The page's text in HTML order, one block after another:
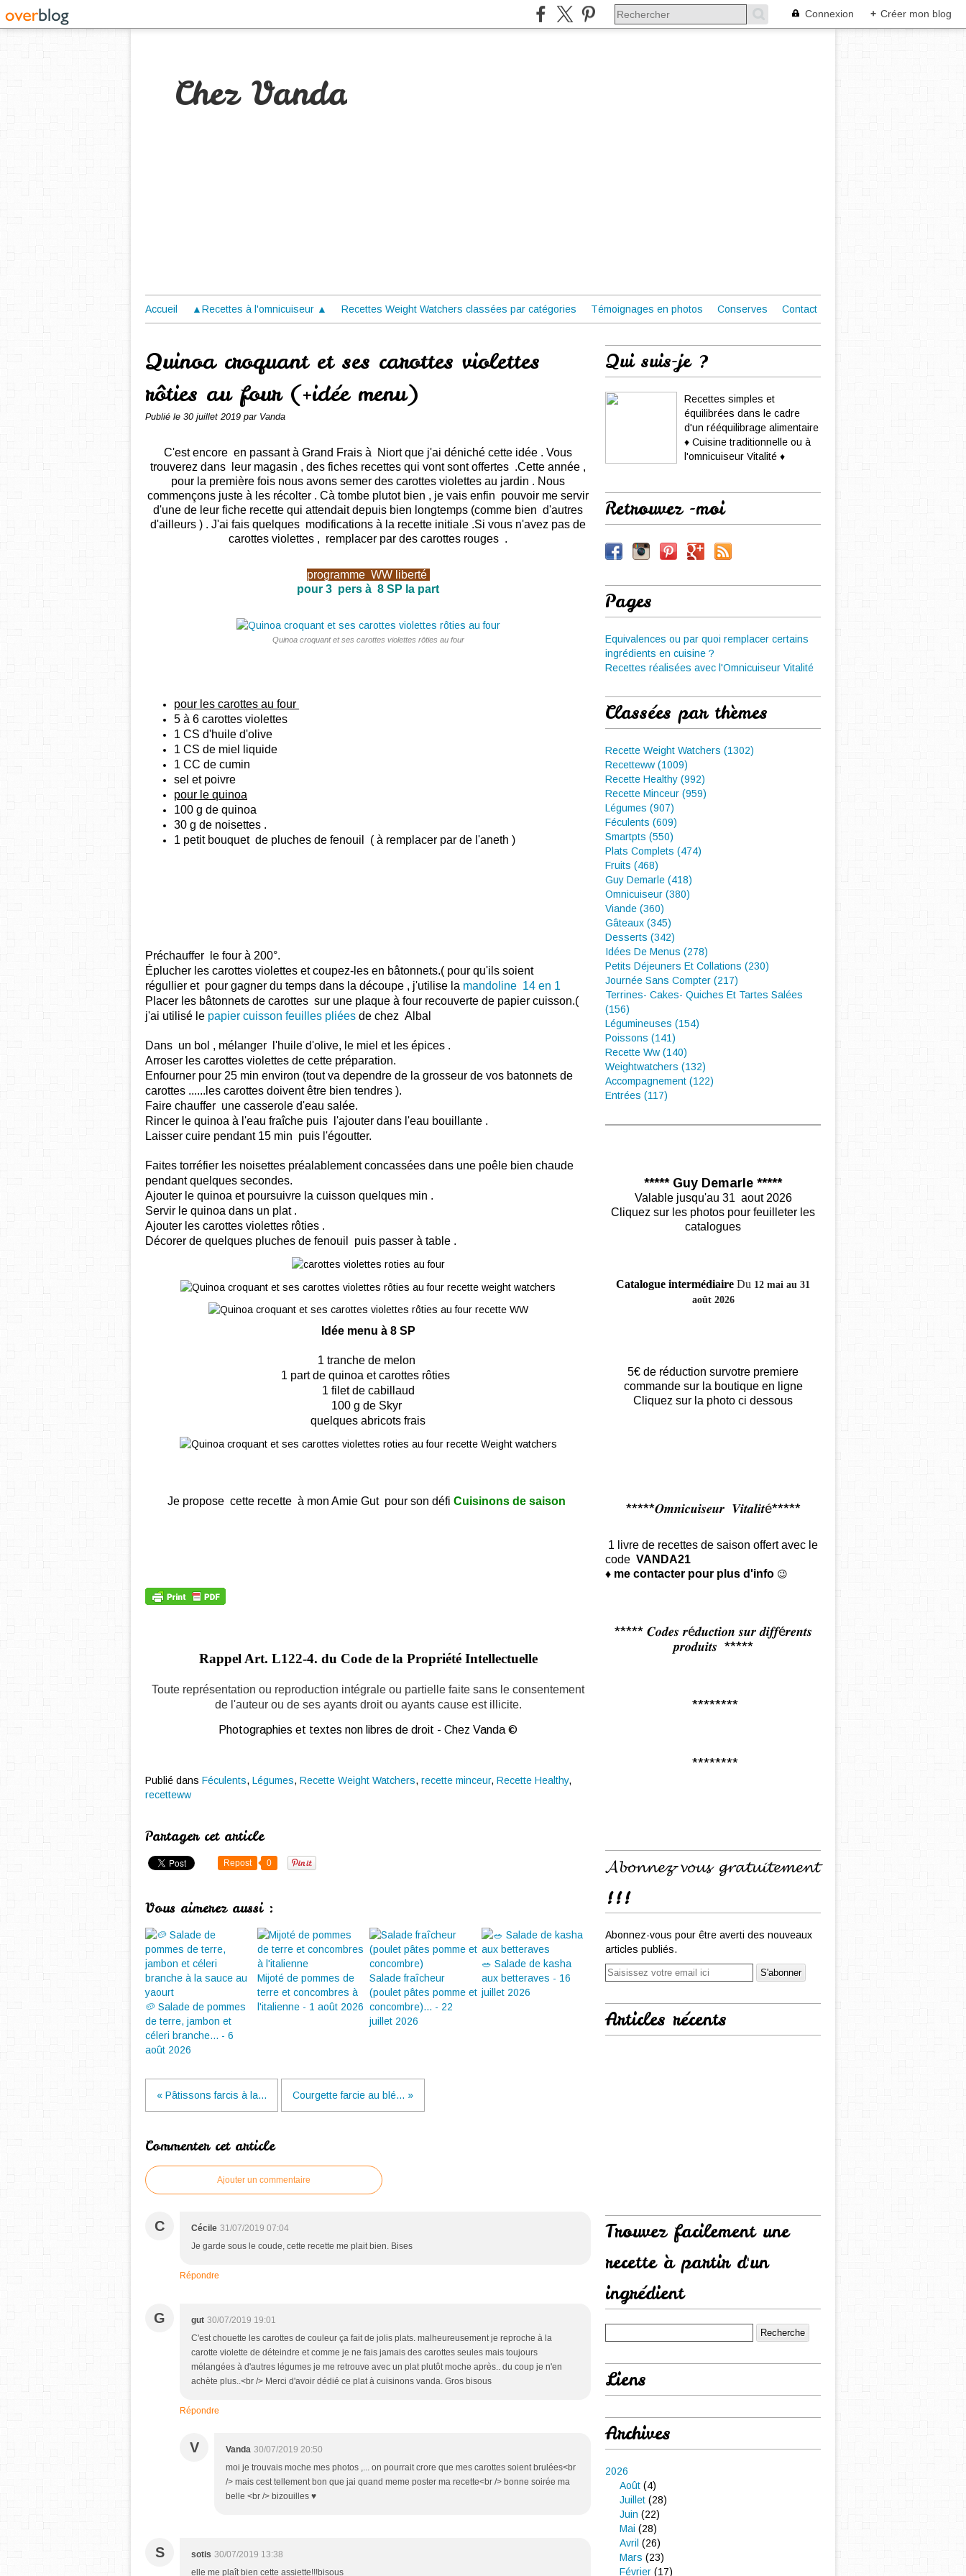
Connexion + Créer mon blog
Chez Vanda
Accueil ▲Recettes à l'omnicuiseur ▲ Recettes Weight Watchers classées par catégories Témoignages en photos Conserves Contact
Quinoa croquant et ses carottes violettes
rôties au four (+idée menu)
Publié le 30 juillet 2019 par Vanda
C'est encore en passant à Grand Frais à Niort que j'ai déniché cette idée . Vous
trouverez dans leur magasin , des fiches recettes qui vont sont offertes .Cette année ,
pour la première fois nous avons semer des carottes violettes au jardin . Nous
commençons juste à les récolter . Cà tombe plutot bien , je vais enfin pouvoir me servir
d'une de leur fiche recette qui attendait depuis bien longtemps (comme bien d'autres
d'ailleurs ) . J'ai fais quelques modifications à la recette initiale .Si vous n'avez pas de
carottes violettes , remplacer par des carottes rouges .
programme WWliberté
pour 3 pers à 8 SP la part
Quinoa croquant et ses carottes violettes rôties au four
pour les carottes au four
5 à 6 carottes violettes
1 CS d'huile d'olive
1 CS de miel liquide
1 CC de cumin
sel et poivre
pour le quinoa
100 g de quinoa
30 g de noisettes .
1 petit bouquet de pluches de fenouil ( à remplacer par de l'aneth )
Préchauffer le four à 200°.
Éplucher les carottes violettes et coupez-les en bâtonnets.( pour qu'ils soient
régullier et pour gagner du temps dans la découpe , j'utilise la mandoline 14 en 1
Placer les bâtonnets de carottes sur une plaque à four recouverte de papier cuisson.(
j'ai utilisé le papier cuisson feuilles pliées de chez Albal
Dans un bol , mélanger l'huile d'olive, le miel et les épices .
Arroser les carottes violettes de cette préparation.
Enfourner pour 25 min environ (tout va dependre de la grosseur de vos batonnets de
carottes ......les carottes doivent être bien tendres ).
Faire chauffer une casserole d'eau salée.
Rincer le quinoa à l'eau fraîche puis l'ajouter dans l'eau bouillante .
Laisser cuire pendant 15 min puis l'égoutter.
Faites torréfier les noisettes préalablement concassées dans une poêle bien chaude
pendant quelques secondes.
Ajouter le quinoa et poursuivre la cuisson quelques min .
Servir le quinoa dans un plat .
Ajouter les carottes violettes rôties .
Décorer de quelques pluches de fenouil puis passer à table .
Idée menu à 8 SP
1 tranche de melon
1 part de quinoa et carottes rôties
1 filet de cabillaud
100 g de Skyr
quelques abricots frais
Je propose cette recette à mon Amie Gut pour son défi Cuisinons de saison
Rappel Art. L122-4. du Code de la Propriété Intellectuelle
Toute représentation ou reproduction intégrale ou partielle faite sans le consentement
de l'auteur ou de ses ayants droit ou ayants cause est illicite.
Photographies et textes non libres de droit - Chez Vanda ©
Publié dans Féculents, Légumes, Recette Weight Watchers, recette minceur, Recette Healthy,
recetteww
Partager cet article
Repost 0
Vous aimerez aussi :
🥔 Salade de pommes
de terre, jambon et
céleri branche... - 6
août 2026
Mijoté de pommes de
terre et concombres à
l'italienne - 1 août 2026
Salade fraîcheur
(poulet pâtes pomme et
concombre)... - 22
juillet 2026
🥗 Salade de kasha
aux betteraves - 16
juillet 2026
« Pâtissons farcis à la... Courgette farcie au blé... »
Commenter cet article
Ajouter un commentaire
C Cécile 31/07/2019 07:04
Je garde sous le coude, cette recette me plait bien. Bises
Répondre
G gut 30/07/2019 19:01
C'est chouette les carottes de couleur ça fait de jolis plats. malheureusement je reproche à la
carotte violette de déteindre et comme je ne fais jamais des carottes seules mais toujours
mélangées à d'autres légumes je me retrouve avec un plat plutôt moche après.. du coup je n'en
achète plus..<br /> Merci d'avoir dédié ce plat à cuisinons vanda. Gros bisous
Répondre
V Vanda 30/07/2019 20:50
moi je trouvais moche mes photos ,... on pourrait crore que mes carottes soient brulées<br
/> mais cest tellement bon que jai quand meme poster ma recette<br /> bonne soirée ma
belle <br /> bizouilles ♥
S sotis 30/07/2019 13:38
elle me plaît bien cette assiette!!!bisous
Qui suis-je ?
Recettes simples et
équilibrées dans le cadre
d'un rééquilibrage alimentaire
♦ Cuisine traditionnelle ou à
l'omnicuiseur Vitalité ♦
Retrouvez -moi
Pages
Equivalences ou par quoi remplacer certains
ingrédients en cuisine ?
Recettes réalisées avec l'Omnicuiseur Vitalité
Classées par thèmes
Recette Weight Watchers (1302)
Recetteww (1009)
Recette Healthy (992)
Recette Minceur (959)
Légumes (907)
Féculents (609)
Smartpts (550)
Plats Complets (474)
Fruits (468)
Guy Demarle (418)
Omnicuiseur (380)
Viande (360)
Gâteaux (345)
Desserts (342)
Idées De Menus (278)
Petits Déjeuners Et Collations (230)
Journée Sans Compter (217)
Terrines- Cakes- Quiches Et Tartes Salées
(156)
Légumineuses (154)
Poissons (141)
Recette Ww (140)
Weightwatchers (132)
Accompagnement (122)
Entrées (117)
***** Guy Demarle *****
Valable jusqu'au 31 aout 2026
Cliquez sur les photos pour feuilleter les
catalogues
Catalogue intermédiaire Du 12 mai au 31
août 2026
5€ de réduction survotre premiere
commande sur la boutique en ligne
Cliquez sur la photo ci dessous
*****𝑶𝒎𝒏𝒊𝒄𝒖𝒊𝒔𝒆𝒖𝒓 𝑽𝒊𝒕𝒂𝒍𝒊𝒕é*****
1 livre de recettes de saison offertavec le
code VANDA21
♦ me contacter pour plus d'info 😉
***** 𝑪𝒐𝒅𝒆𝒔 𝒓é𝒅𝒖𝒄𝒕𝒊𝒐𝒏 𝒔𝒖𝒓 𝒅𝒊𝒇𝒇é𝒓𝒆𝒏𝒕𝒔
𝒑𝒓𝒐𝒅𝒖𝒊𝒕𝒔 *****
********
********
𝓐𝓫𝓸𝓷𝓷𝓮𝔃-𝓿𝓸𝓾𝓼 𝓰𝓻𝓪𝓽𝓾𝓲𝓽𝓮𝓶𝓮𝓷𝓽
!!!
Abonnez-vous pour être averti des nouveaux
articles publiés.
Articles récents
Trouvez facilement une
recette à partir d'un
ingrédient
Liens
Archives
2026
Août (4)
Juillet (28)
Juin (22)
Mai (28)
Avril (26)
Mars (23)
Février (17)